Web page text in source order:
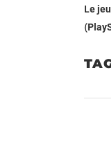
Le jeu